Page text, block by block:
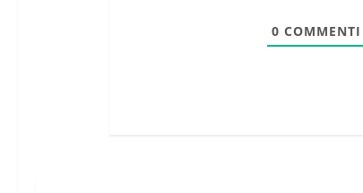
0 COMMENTI